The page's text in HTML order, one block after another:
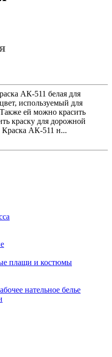
АК-511 белая для
используемый для
ей можно красить
краску для дорожной
Краска АК-511 н...
плащи и костюмы
нательное белье